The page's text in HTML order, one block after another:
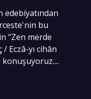
edebiyatından
bu
"Zen merde
Eczâ-yı cihân